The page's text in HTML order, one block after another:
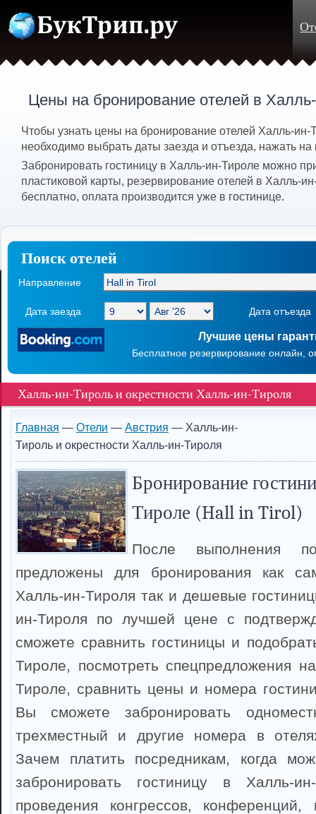
Цены на бронирование отелей в
Чтобы узнать цены на бронирование отелей Халль-ин-
необходимо выбрать даты заезда и отъезда, нажать на
Забронировать гостиницу в Халль-ин-Тироле можно
пластиковой карты, резервирование отелей в Халль-
бесплатно, оплата производится уже в гостинице.
Поиск отелей
Направление
Дата заезда Дата отъезда
Лучшие цены
Бесплатное резервирование онлайн,
Халль-ин-Тироль и окрестности Халль-ин-Тироля
Главная — Отели — Австрия — Халль-ин-
Тироль и окрестности Халль-ин-Тироля
Бронирование
Тироле (Hall in Tirol)
После выполнения
предложены для бронирования как
Халль-ин-Тироля так и дешевые
ин-Тироля по лучшей цене с
сможете сравнить гостиницы и
Тироле, посмотреть спецпредложения
Тироле, сравнить цены и номера
Вы сможете забронировать
трехместный и другие номера в
Зачем платить посредникам, когда
забронировать гостиницу в Халль-
проведения конгрессов, конференций,